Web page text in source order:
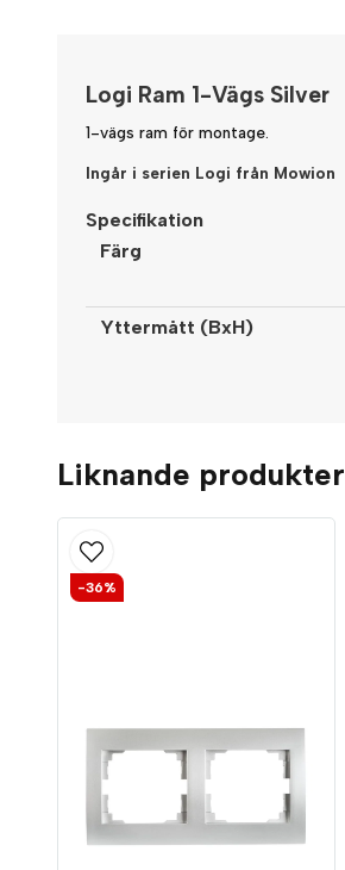
Logi Ram 1-Vägs Silver
1-vägs ram för montage.
Ingår i serien Logi från Mowion
Specifikation
Färg
Yttermått (BxH)
Liknande produkter
-36%